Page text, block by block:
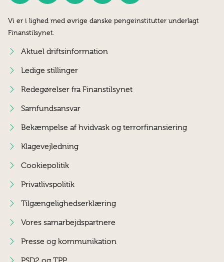
Vi er i lighed med øvrige danske pengeinstitutter underlagt
Finanstilsynet.
Aktuel driftsinformation
Ledige stillinger
Redegørelser fra Finanstilsynet
Samfundsansvar
Bekæmpelse af hvidvask og terrorfinansiering
Klagevejledning
Cookiepolitik
Privatlivspolitik
Tilgængelighedserklæring
Vores samarbejdspartnere
Presse og kommunikation